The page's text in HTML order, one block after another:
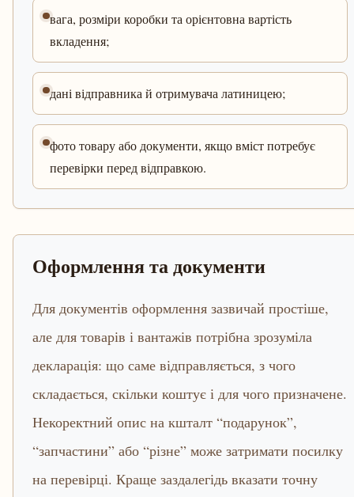
вага, розміри коробки та орієнтовна вартість
вкладення;
дані відправника й отримувача латиницею;
фото товару або документи, якщо вміст потребує
перевірки перед відправкою.
Оформлення та документи
Для документів оформлення зазвичай простіше,
але для товарів і вантажів потрібна зрозуміла
декларація: що саме відправляється, з чого
складається, скільки коштує і для чого призначене.
Некоректний опис на кшталт “подарунок”,
“запчастини” або “різне” може затримати посилку
на перевірці. Краще заздалегідь вказати точну